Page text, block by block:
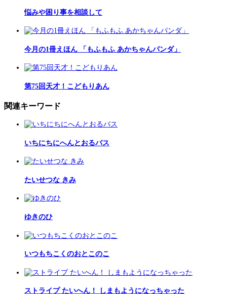
悩みや困り事を相談して
今月の1冊えほん 「もふもふ あかちゃんパンダ」
第75回天才！こどもりあん
関連キーワード
いちにちにへんとおるバス
たいせつな きみ
ゆきのひ
いつもちこくのおとこのこ
ストライプ たいへん！ しまもようになっちゃった